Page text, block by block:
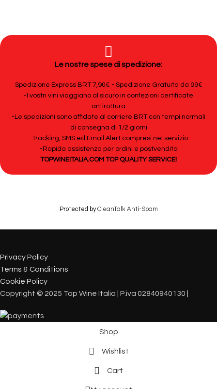
Le nostre spese di spedizione:
Spedizione Express BRT 7,90€ - Spedizione Gratuita da 99€
-I vostri vini viaggiano al sicuro in confezioni certificate
antirottura
-Le spedizioni sono affidate al corriere BRT con tempi normali
di consegna di 1/2 giorni
-Tracking, SMS ed Email Alert compresi nel servizio
-Rapida assistenza per ordini e postvendita
TOPWINEITALIA.COM TOP QUALITY SERVICE!
Protected byCleanTalk Anti-Spam
Privacy Policy
Terms & Conditions
Cookie Policy
Copyright © 2025 Top Wine Italia | P.iva 02840940130 |
Shop
Wishlist
Cart